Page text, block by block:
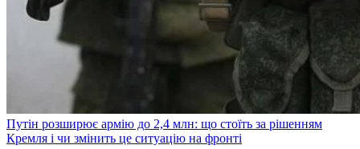
Путін розширює армію до 2,4 млн: що стоїть за рішенням
Кремля і чи змінить це ситуацію на фронті